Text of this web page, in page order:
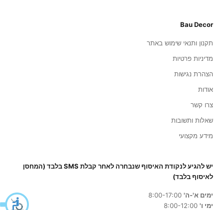
Bau Decor
תקנון ותנאי שימוש באתר
מדיניות פרטיות
הצהרת נגישות
אודות
צרו קשר
שאלות ותשובות
מידע מקצועי
יש להגיע לנקודת האיסוף שנבחרה לאחר קבלת SMS בלבד (המחסן
לאיסוף בלבד)
ימים א'-ה'
ימי ו'